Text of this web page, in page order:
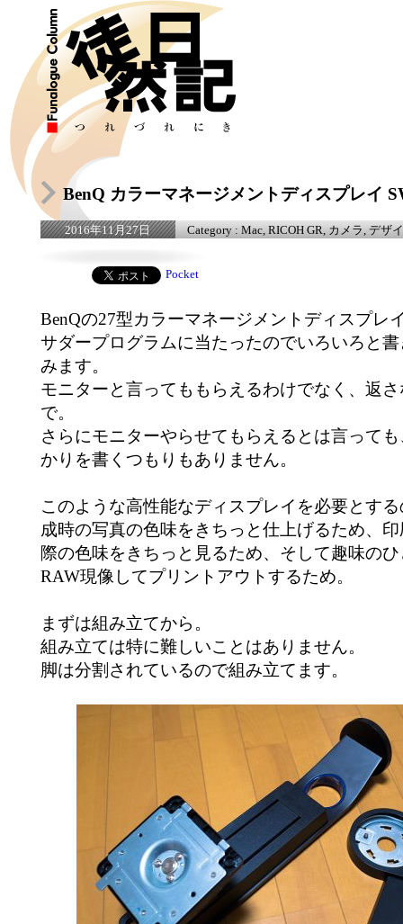
BenQ カラーマネージメントディスプレイ
2016年11月27日 Category : Mac, RICOH GR カメラ デザ
Pocket
BenQの27型カラーマネージメントディスプレ
サダープログラムに当たったのでいろいろと
みます。
モニターと言ってももらえるわけでなく、返
で。
さらにモニターやらせてもらえるとは言って
かりを書くつもりもありません。
このような高性能なディスプレイを必要とす
成時の写真の色味をきちっと仕上げるため、
際の色味をきちっと見るため、そして趣味の
RAW現像してプリントアウトするため。
まずは組み立てから。
組み立ては特に難しいことはありません。
脚は分割されているので組み立てます。